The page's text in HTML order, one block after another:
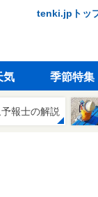
tenki.jpトッ
気 季節特集
報士の解説